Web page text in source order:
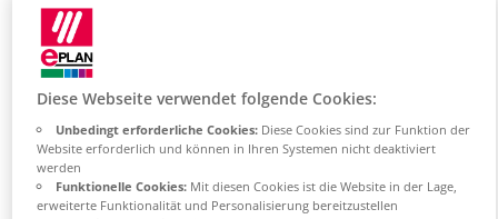
Bulgaria
Canada
en
FR
Chile
ES
China
ZH
EN
Diese Webseite verwendet folgende Cookies:
Unbedingt erforderliche Cookies:Diese Cookies sind zur Funktion der
Website erforderlich und können in Ihren Systemen nicht deaktiviert
werden
Funktionelle Cookies:Mit diesen Cookies ist die Website in der Lage,
erweiterte Funktionalität und Personalisierung bereitzustellen